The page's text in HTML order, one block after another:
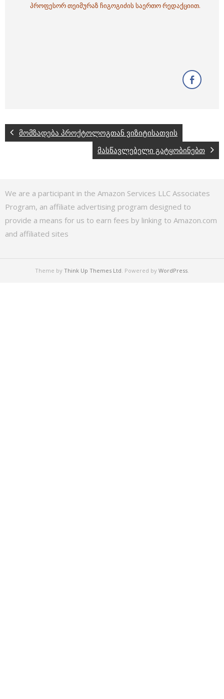
პროფესორ თეიმურაზ ჩიგოგიძის საერთო რედაქციით.
მომზადება პროქტოლოგთან ვიზიტისათვის
მასწავლებელი გატყობინებთ
We are a participant in the Amazon Services LLC Associates
Program, an affiliate advertising program designed to
provide a means for us to earn fees by linking to Amazon.com
and affiliated sites
Theme by Think Up Themes Ltd . Powered by WordPress